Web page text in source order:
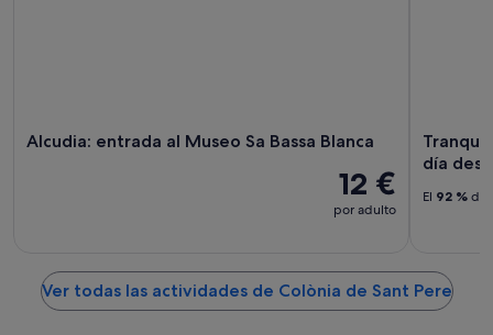
Alcudia: entrada al Museo Sa Bassa Blanca
12 €
por adulto
día
El 92 % de
Ver todas las actividades de Colònia de Sant Pere